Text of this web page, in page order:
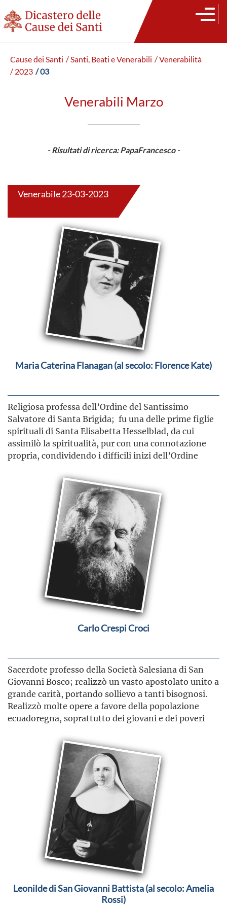
Cause dei Santi / Santi, Beati e Venerabili / Venerabilità
/ 2023 / 03
Venerabili Marzo
- Risultati di ricerca: PapaFrancesco -
Venerabile 23-03-2023
Maria Caterina Flanagan (al secolo: Florence Kate)
Religiosa professa dell’Ordine del Santissimo
Salvatore di Santa Brigida; fu una delle prime figlie
spirituali di Santa Elisabetta Hesselblad, da cui
assimilò la spiritualità, pur con una connotazione
propria, condividendo i difficili inizi dell’Ordine
Carlo Crespi Croci
Sacerdote professo della Società Salesiana di San
Giovanni Bosco; realizzò un vasto apostolato unito a
grande carità, portando sollievo a tanti bisognosi.
Realizzò molte opere a favore della popolazione
ecuadoregna, soprattutto dei giovani e dei poveri
Leonilde di San Giovanni Battista (al secolo: Amelia
Rossi)